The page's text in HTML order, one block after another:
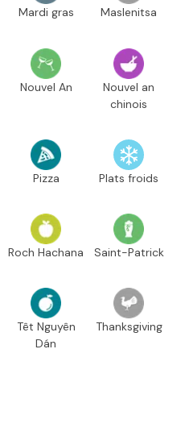
Mardi gras Maslenitsa
Nouvel An
Nouvel an
chinois
Pizza Plats froids
Roch Hachana Saint-Patrick
Têt Nguyên
Dán
Thanksgiving